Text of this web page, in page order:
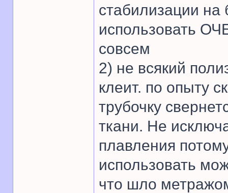
стабилизации
использовать
совсем
2) не всякий
клеит. по опыту
трубочку
ткани. Не
плавления
использовать
что шло